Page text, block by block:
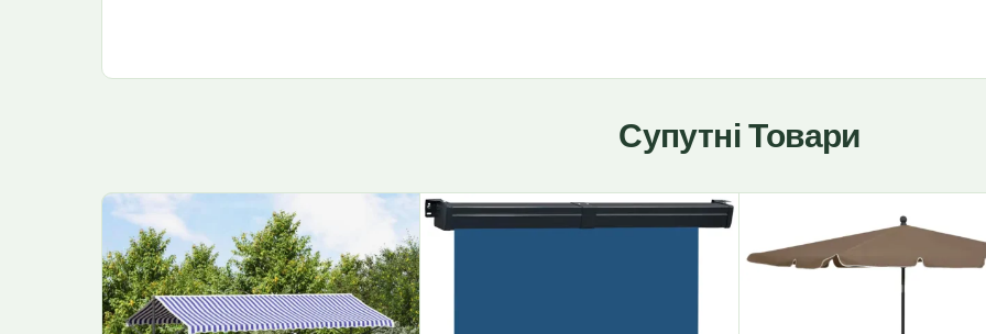
Супутні Товари